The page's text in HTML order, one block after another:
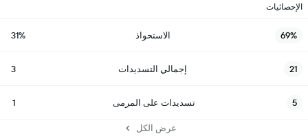
الإحصائيات
69% الاستحواذ 31%
21 إجمالي التسديدات 3
5 تسديدات على المرمى 1
عرض الكل